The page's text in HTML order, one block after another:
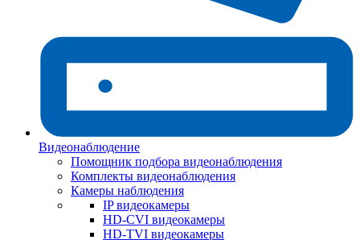
Видеонаблюдение
Помощник подбора видеонаблюдения
Комплекты видеонаблюдения
Камеры наблюдения
IP видеокамеры
HD-CVI видеокамеры
HD-TVI видеокамеры